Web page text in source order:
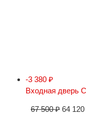
-3 380 ₽
Входная дверь
67 500₽ 64 120